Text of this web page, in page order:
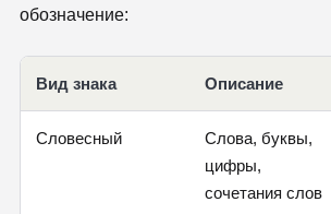
обозначение:
Вид знака Описание
Словесный
Слова, буквы,
цифры,
сочетания слов